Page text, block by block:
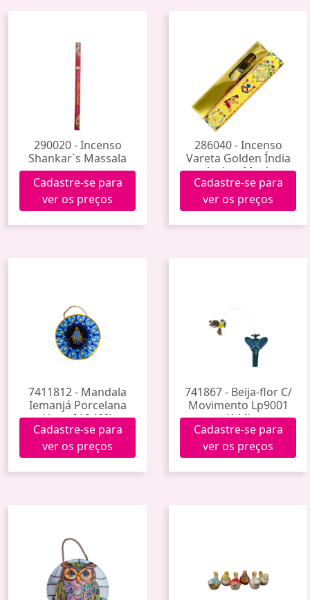
290020 - Incenso
Shankar`s Massala
Cadastre-se para
ver os preços
286040 - Incenso
Vareta Golden Índia
Amber Musk
Cadastre-se para
ver os preços
7411812 - Mandala
Iemanjá Porcelana
Hxgy-019 (60)
Cadastre-se para
ver os preços
741867 - Beija-flor C/
Movimento Lp9001
(144)
Cadastre-se para
ver os preços